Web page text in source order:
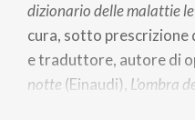
dizionario delle malattie
cura, sotto
e traduttore, autore di
notte (Einaudi), L’ombra